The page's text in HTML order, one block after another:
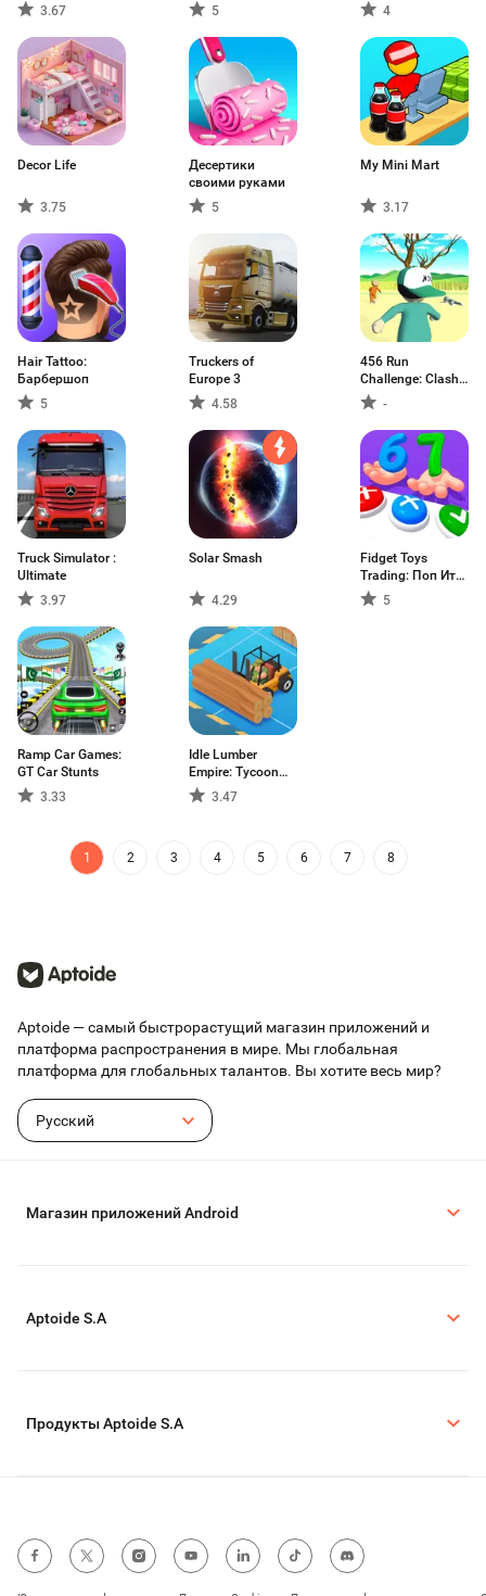
3.67
5
4
Decor Life
3.75
Десертики
своими руками
5
My Mini Mart
3.17
Hair Tattoo:
Барбершоп
5
Truckers of
Europe 3
4.58
456 Run
Challenge: Clash
3D -
Truck Simulator :
Ultimate
3.97
Solar Smash
4.29
Fidget Toys
Trading: Поп Ит
3D 5
Ramp Car Games:
GT Car Stunts
3.33
Idle Lumber
Empire: Tycoon
Inc 3.47
1 2 3 4 5 6 7 8
Aptoide — самый быстрорастущий магазин приложений и
платформа распространения в мире. Мы глобальная
платформа для глобальных талантов. Вы хотите весь мир?
Русский
Магазин приложений Android
Aptoide S.A
Продукты Aptoide S.A